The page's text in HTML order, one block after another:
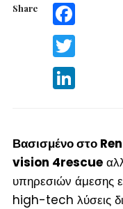
Share Facebook
Twitter
LinkedIn
Βασισμένο στο
vision 4rescue
υπηρεσιών άμεσης
high-tech λύσεις